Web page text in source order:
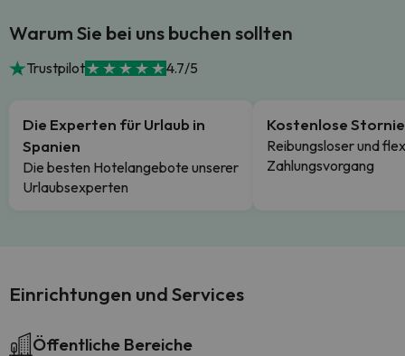
Warum Sie bei uns buchen sollten
Trustpilot 4.7/5
Die Experten für Urlaub in
Spanien
Die besten Hotelangebote unserer
Urlaubsexperten
Kostenlose
Reibungsloser und
Zahlungsvorgang
Einrichtungen und Services
Öffentliche Bereiche